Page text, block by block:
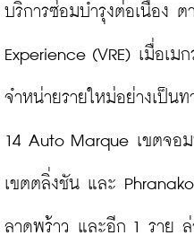
บริการซ่อมบำรุงต่อเนื่อง ต
Experience (VRE) เมื่อเ
จำหน่ายรายใหม่อย่างเป็น
14 Auto Marque เขตจอ
เขตตลิ่งชัน และ
ลาดพร้าว และอีก 1 ราย